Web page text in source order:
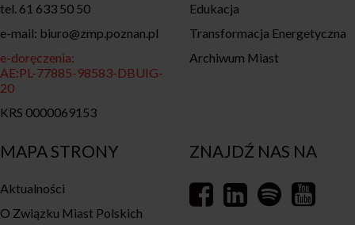
MAPA STRONY
Aktualności
O Związku Miast Polskich
tel. 61 633 50 50
e-mail: biuro@zmp.poznan.pl
e-doręczenia:
AE:PL-77885-98583-DBUIG-
20
KRS 0000069153
Edukacja
Transformacja Energetyczna
Archiwum Miast
ZNAJDŹ NAS NA